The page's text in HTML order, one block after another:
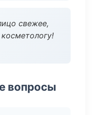
свежее,
вопросы